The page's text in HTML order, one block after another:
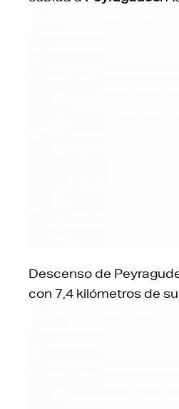
Descenso de
con 7,4 kilómetros de